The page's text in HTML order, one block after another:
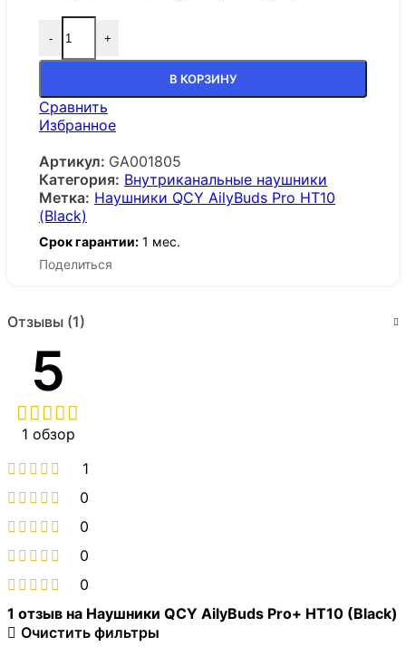
- +
В КОРЗИНУ
Сравнить
Избранное
Артикул: GA001805
Категория: Внутриканальные наушники
Метка: Наушники QCY AilyBuds Pro HT10
(Black)
Срок гарантии: 1 мес.
Поделиться
Отзывы (1)
5
1 обзор
1
0
0
0
0
1 отзыв на Наушники QCY AilyBuds Pro+ HT10 (Black)
Очистить фильтры